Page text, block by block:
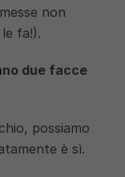
non
fa!).
due facce
possiamo
è sì.